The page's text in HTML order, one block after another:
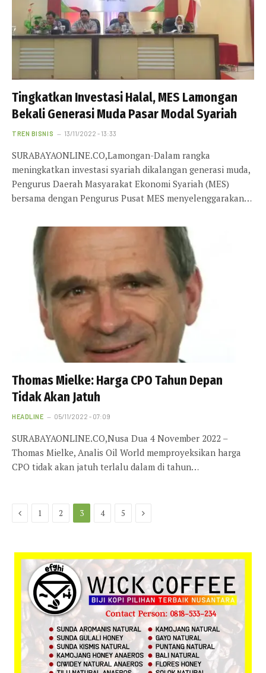
Tingkatkan Investasi Halal, MES Lamongan
Bekali Generasi Muda Pasar Modal Syariah
TREN BISNIS 13/11/2022 - 13:33
SURABAYAONLINE.CO,Lamongan-Dalam rangka
meningkatkan investasi syariah dikalangan generasi muda,
Pengurus Daerah Masyarakat Ekonomi Syariah (MES)
bersama dengan Pengurus Pusat MES menyelenggarakan…
Thomas Mielke: Harga CPO Tahun Depan
Tidak Akan Jatuh
HEADLINE 05/11/2022 - 07:09
SURABAYAONLINE.CO,Nusa Dua 4 November 2022 –
Thomas Mielke, Analis Oil World memproyeksikan harga
CPO tidak akan jatuh terlalu dalam di tahun…
Previous
1 2 3 4 5 Next